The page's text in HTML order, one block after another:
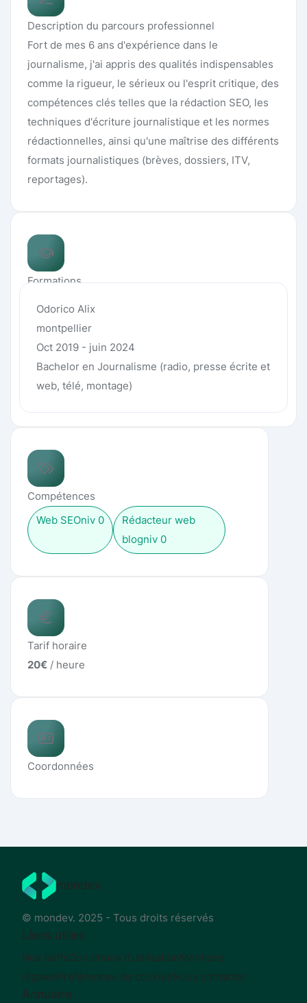
Description du parcours professionnel
Fort de mes 6 ans d'expérience dans le
journalisme, j'ai appris des qualités indispensables
comme la rigueur, le sérieux ou l'esprit critique, des
compétences clés telles que la rédaction SEO, les
techniques d'écriture journalistique et les normes
rédactionnelles, ainsi qu'une maîtrise des différents
formats journalistiques (brèves, dossiers, ITV,
reportages).
Formations
Odorico Alix
montpellier
Oct 2019 - juin 2024
Bachelor en Journalisme (radio, presse écrite et
web, télé, montage)
Compétences
Web SEOniv 0
Rédacteur web
blogniv 0
Tarif horaire
20€ / heure
Coordonnées
mondev
© mondev. 2025 - Tous droits réservés
Liens utiles
Nos tarifsConditions d'utilisation Mentions
légalesPréférences de cookiesNous contacter
Annuaire